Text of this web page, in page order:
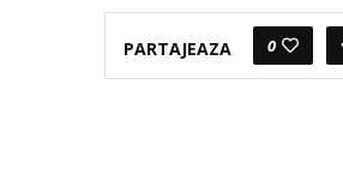
PARTAJEAZA 0